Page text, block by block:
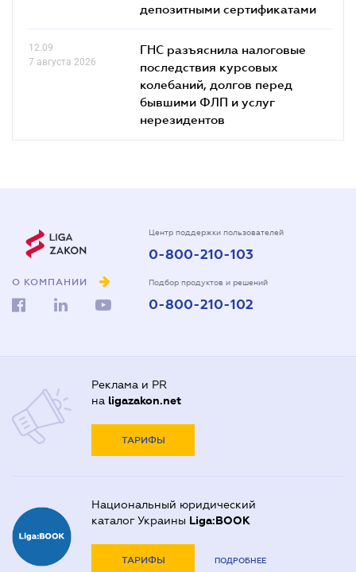
депозитными сертификатами
12.09
7 августа 2026
ГНС разъяснила налоговые
последствия курсовых
колебаний, долгов перед
бывшими ФЛП и услуг
нерезидентов
О КОМПАНИИ
Центр поддержки пользователей
0-800-210-103
Подбор продуктов и решений
0-800-210-102
Реклама и PR
на ligazakon.net
ТАРИФЫ
Национальный юридический
каталог Украины Liga:BOOK
ТАРИФЫ ПОДРОБНЕЕ